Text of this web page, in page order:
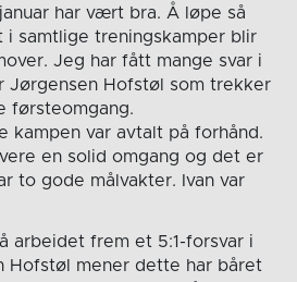
har vært bra. Å løpe så
i samtlige treningskamper blir
Jeg har fått mange svar i
Jørgensen Hofstøl som trekker
førsteomgang.
kampen var avtalt på forhånd.
en solid omgang og det er
to gode målvakter. Ivan var
arbeidet frem et 5:1-forsvar i
Hofstøl mener dette har båret